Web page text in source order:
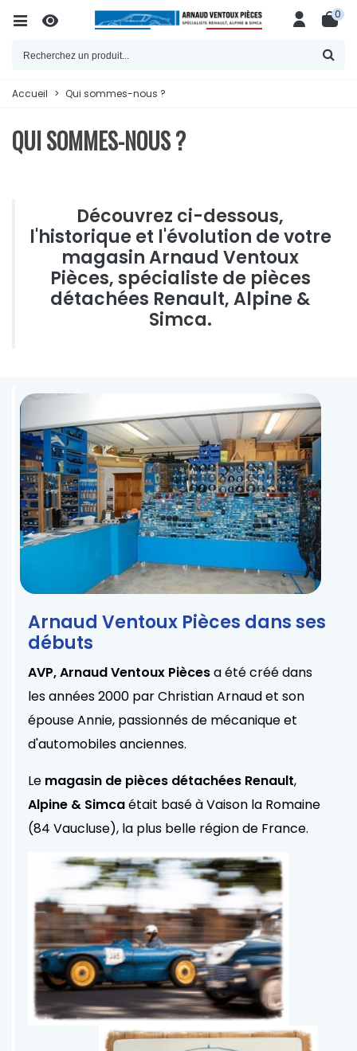
0
Accueil > Qui sommes-nous ?
QUI SOMMES-NOUS ?
Découvrez ci-dessous,
l'historique et l'évolution de votre
magasin Arnaud Ventoux
Pièces, spécialiste de pièces
détachées Renault,Alpine &
Simca.
Arnaud Ventoux Pièces dans ses
débuts
AVP, Arnaud Ventoux Piècesa été créé dans
les années 2000 par Christian Arnaud et son
épouse Annie, passionnés de mécanique et
d'automobiles anciennes.
Le magasin de pièces détachées Renault,
Alpine & Simcaétait basé à Vaison la Romaine
(84 Vaucluse), la plus belle région de France.